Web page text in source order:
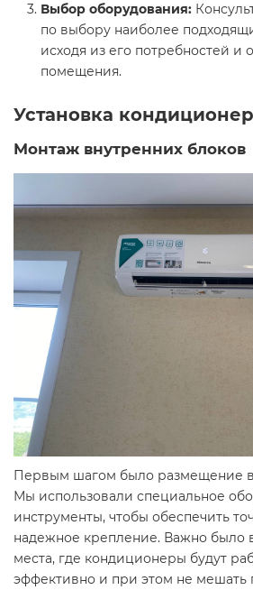
Выбор оборудования:
по выбору наиболее
исходя из его потребностей и
помещения.
Установка
Монтаж внутренних блоков
Первым шагом было размещение
Мы использовали специальное
инструменты, чтобы обеспечить
надежное крепление. Важно было
места, где кондиционеры будут
эффективно и при этом не мешать